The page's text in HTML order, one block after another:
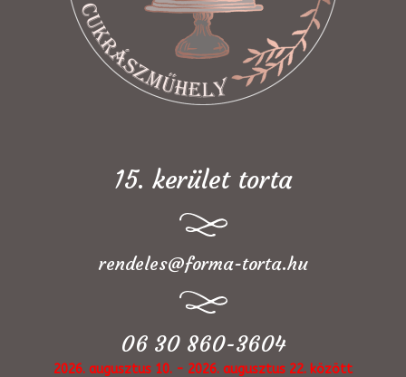
15. kerület torta
rendeles@forma-torta.hu
06 30 860-3604
2026. augusztus 10. - 2026. augusztus 22. között